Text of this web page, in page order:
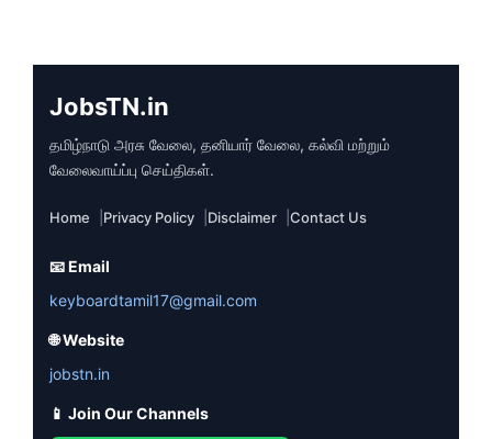
JobsTN.in
தமிழ்நாடு அரசு வேலை, தனியார் வேலை, கல்வி மற்றும்
வேலைவாய்ப்பு செய்திகள்.
Home Privacy Policy Disclaimer Contact Us
📧 Email
keyboardtamil17@gmail.com
🌐 Website
jobstn.in
📱 Join Our Channels